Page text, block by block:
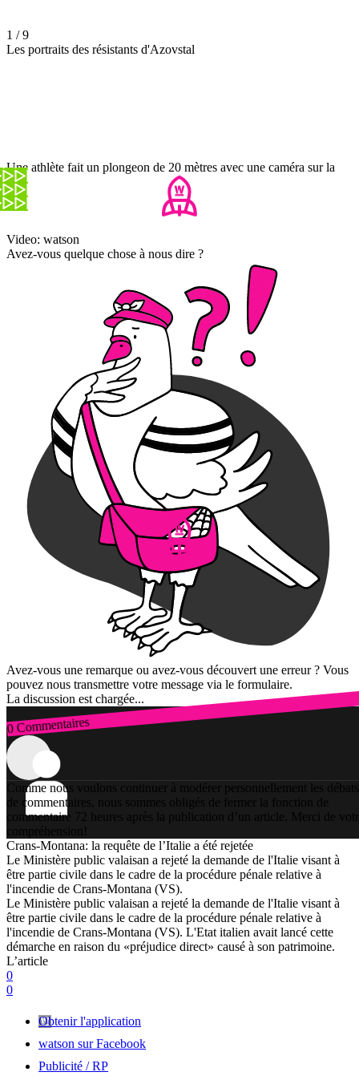
1 / 9
Les portraits des résistants d'Azovstal
Une athlète fait un plongeon de 20 mètres avec une caméra sur la
tête
Video: watson
Avez-vous quelque chose à nous dire ?
Avez-vous une remarque ou avez-vous découvert une erreur ? Vous
pouvez nous transmettre votre message via le formulaire.
La discussion est chargée...
0 Commentaires
Connexion
Comme nous voulons continuer à modérer personnellement les débats
de commentaires, nous sommes obligés de fermer la fonction de
commentaire 72 heures après la publication d’un article. Merci de
compréhension!
Crans-Montana: la requête de l’Italie a été rejetée
Le Ministère public valaisan a rejeté la demande de l'Italie visant à
être partie civile dans le cadre de la procédure pénale relative à
l'incendie de Crans-Montana (VS).
Le Ministère public valaisan a rejeté la demande de l'Italie visant à
être partie civile dans le cadre de la procédure pénale relative à
l'incendie de Crans-Montana (VS). L'Etat italien avait lancé cette
démarche en raison du «préjudice direct» causé à son patrimoine.
L’article
0
0
Obtenir l'application
watson sur Facebook
Publicité / RP